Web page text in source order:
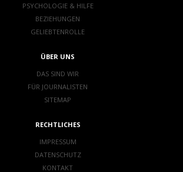
PSYCHOLOGIE & HILFE
BEZIEHUNGEN
GELIEBTENROLLE
ÜBER UNS
DAS SIND WIR
FÜR JOURNALISTEN
SITEMAP
RECHTLICHES
IMPRESSUM
DATENSCHUTZ
KONTAKT